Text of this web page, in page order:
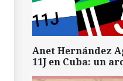
Anet Hernández
11J en Cuba: un